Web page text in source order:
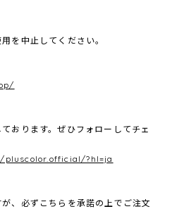
を中止してください。
おります。ぜひフォローしてチェ
?hl=ja
、必ずこちらを承諾の上でご注文